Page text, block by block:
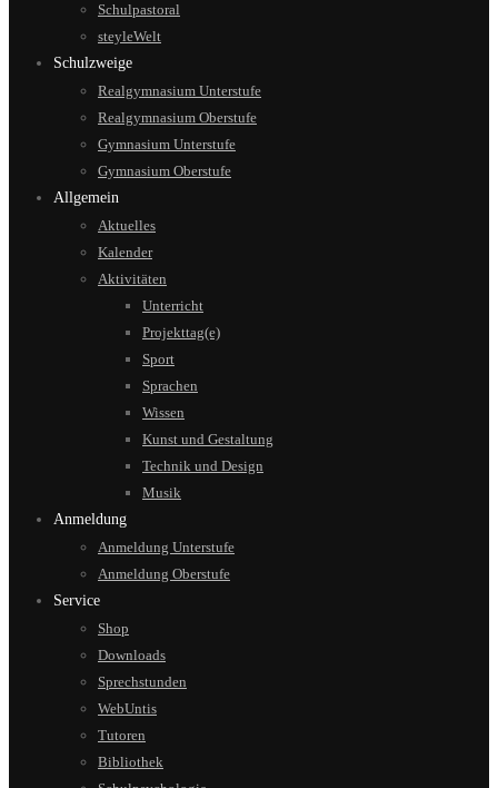
Schulpastoral
steyleWelt
Schulzweige
Realgymnasium Unterstufe
Realgymnasium Oberstufe
Gymnasium Unterstufe
Gymnasium Oberstufe
Allgemein
Aktuelles
Kalender
Aktivitäten
Unterricht
Projekttag(e)
Sport
Sprachen
Wissen
Kunst und Gestaltung
Technik und Design
Musik
Anmeldung
Anmeldung Unterstufe
Anmeldung Oberstufe
Service
Shop
Downloads
Sprechstunden
WebUntis
Tutoren
Bibliothek